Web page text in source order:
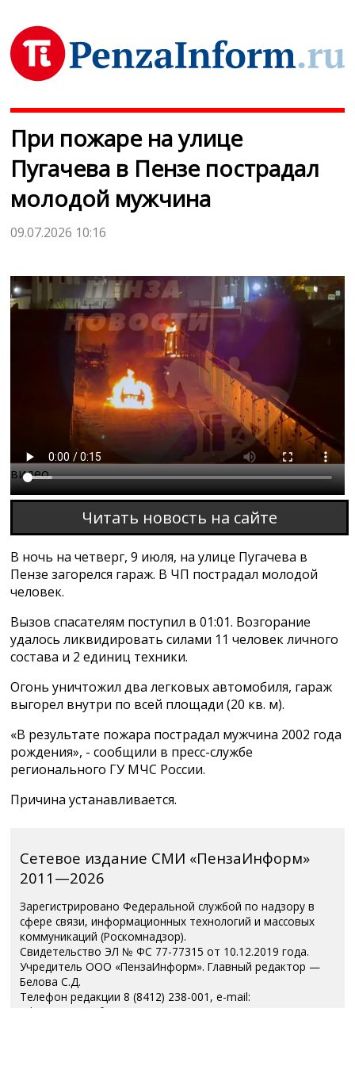
При пожаре на улице
Пугачева в Пензе пострадал
молодой мужчина
09.07.2026 10:16
Этот браузер не поддерживает проигрывание
видео
Читать новость на сайте
В ночь на четверг, 9 июля, на улице Пугачева в
Пензе загорелся гараж. В ЧП пострадал молодой
человек.
Вызов спасателям поступил в 01:01. Возгорание
удалось ликвидировать силами 11 человек личного
состава и 2 единиц техники.
Огонь уничтожил два легковых автомобиля, гараж
выгорел внутри по всей площади (20 кв. м).
«В результате пожара пострадал мужчина 2002 года
рождения», - сообщили в пресс-службе
регионального ГУ МЧС России.
Причина устанавливается.
Сетевое издание СМИ «ПензаИнформ»
2011—2026
Зарегистрировано Федеральной службой по надзору в
сфере связи, информационных технологий и массовых
коммуникаций (Роскомнадзор).
Свидетельство ЭЛ № ФС 77-77315 от 10.12.2019 года.
Учредитель ООО «ПензаИнформ». Главный редактор —
Белова С.Д.
Телефон редакции 8 (8412) 238-001, e-mail:
editor@penzainform.ru